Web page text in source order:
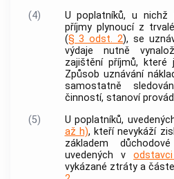
(4)
U poplatníků, u nichž
příjmy plynoucí z
(§ 3 odst. 2), se
výdaje nutně
zajištění příjmů, které
Způsob uznávání
samostatně
činností, stanoví
(5)
U poplatníků,
až h), kteří nevykáží
základem
uvedených v
vykázané ztráty a